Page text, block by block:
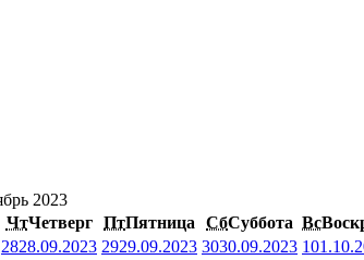
2023
ЧтЧетверг ПтПятница СбСуббота Вс
2828.09.2023 2929.09.2023 3030.09.2023 1